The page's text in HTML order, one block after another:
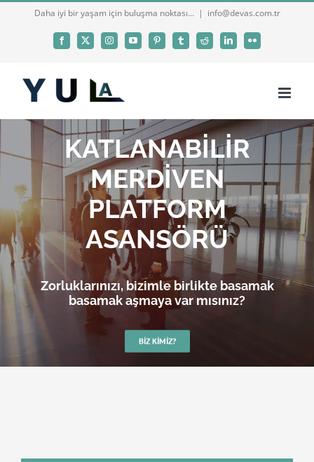
Daha iyi bir yaşam için buluşma noktası... | info@devas.com.tr
Facebook
X InstagramYouTubePinterestTumblrReddit LinkedInFlickr
KATLANABİLİR
MERDİVEN
PLATFORM
ASANSÖRÜ
Zorluklarınızı, bizimle birlikte basamak
basamak aşmaya var mısınız?
BIZ KIMIZ?